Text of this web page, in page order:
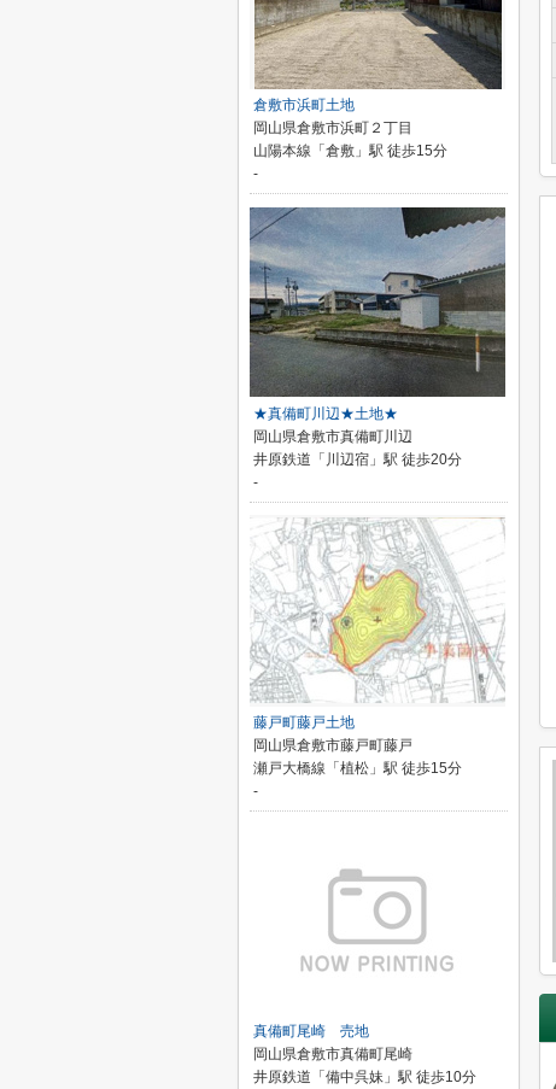
倉敷市浜町土地
岡山県倉敷市浜町２丁目
山陽本線「倉敷」駅 徒歩15分
-
★真備町川辺★土地★
岡山県倉敷市真備町川辺
井原鉄道「川辺宿」駅 徒歩20分
-
藤戸町藤戸土地
岡山県倉敷市藤戸町藤戸
瀬戸大橋線「植松」駅 徒歩15分
-
真備町尾崎 売地
岡山県倉敷市真備町尾崎
井原鉄道「備中呉妹」駅 徒歩10分